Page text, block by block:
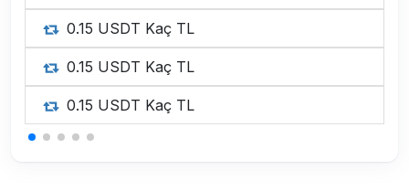
0.15 USDT Kaç TL
0.15 USDT Kaç TL
0.15 USDT Kaç TL